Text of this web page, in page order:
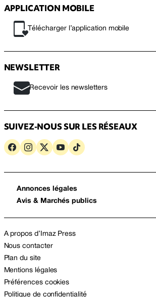
APPLICATION MOBILE
Télécharger l’application mobile
NEWSLETTER
Recevoir les newsletters
SUIVEZ-NOUS SUR LES RÉSEAUX
Annonces légales
Avis & Marchés publics
A propos d’Imaz Press
Nous contacter
Plan du site
Mentions légales
Préférences cookies
Politique de confidentialité